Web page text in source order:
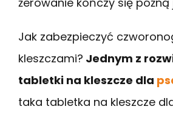
Jak zabezpieczyć
kleszczami? Jednym z
tabletki na kleszcze dla
taka tabletka na kleszcze